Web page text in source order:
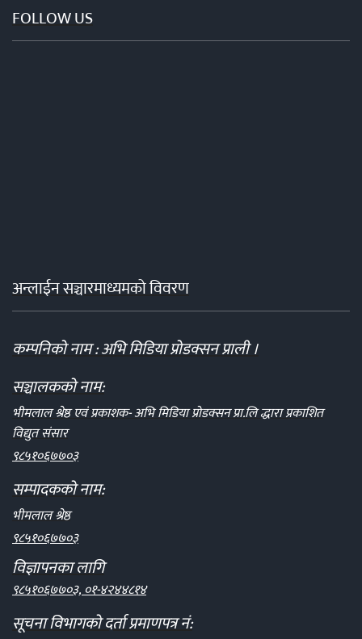
FOLLOW US
अन्लाईन सञ्चारमाध्यमको विवरण
कम्पनिको नाम : अभि मिडिया प्रोडक्सन प्राली ।
सञ्चालकको नाम:
भीमलाल श्रेष्ठ एवं प्रकाशक- अभि मिडिया प्रोडक्सन प्रा.लि द्धारा प्रकाशित
विद्युत संसार
९८५१०६७७०३
सम्पादकको नाम:
भीमलाल श्रेष्ठ
९८५१०६७७०३
विज्ञापनका लागि
९८५१०६७७०३, ०१-४२४४८१४
सूचना विभागको दर्ता प्रमाणपत्र नं: